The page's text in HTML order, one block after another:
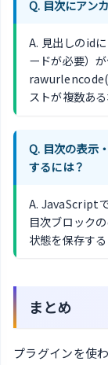
Q. 目次にアン
A. 見出しのid
ードが必要）
ストが複数あ
Q. 目次の表示
するには？
A. JavaScript
目次ブロック
状態を保存す
まとめ
プラグインを使